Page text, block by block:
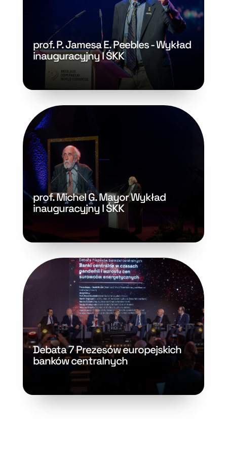
prof. P. Jamesa E. Peebles - Wykład
inauguracyjny I ŚKK
prof. Michel G. Mayor Wykład
inauguracyjny I ŚKK
Debata 7 Prezesów europejskich
banków centralnych